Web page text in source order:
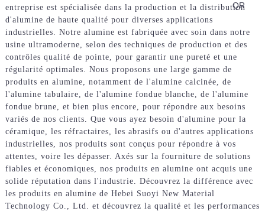
entreprise est spécialisée dans la production et la distribution
d'alumine de haute qualité pour diverses applications
industrielles. Notre alumine est fabriquée avec soin dans notre
usine ultramoderne, selon des techniques de production et des
contrôles qualité de pointe, pour garantir une pureté et une
régularité optimales. Nous proposons une large gamme de
produits en alumine, notamment de l'alumine calcinée, de
l'alumine tabulaire, de l'alumine fondue blanche, de l'alumine
fondue brune, et bien plus encore, pour répondre aux besoins
variés de nos clients. Que vous ayez besoin d'alumine pour la
céramique, les réfractaires, les abrasifs ou d'autres applications
industrielles, nos produits sont conçus pour répondre à vos
attentes, voire les dépasser. Axés sur la fourniture de solutions
fiables et économiques, nos produits en alumine ont acquis une
solide réputation dans l'industrie. Découvrez la différence avec
les produits en alumine de Hebei Suoyi New Material
Technology Co., Ltd. et découvrez la qualité et les performances